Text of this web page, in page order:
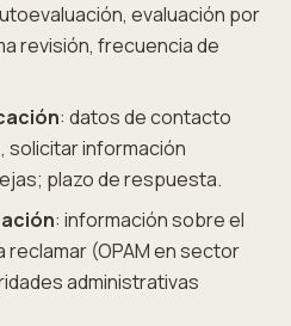
evaluación por
revisión, frecuencia de
: datos de contacto
solicitar información
plazo de respuesta.
: información sobre el
(OPAM en sector
administrativas